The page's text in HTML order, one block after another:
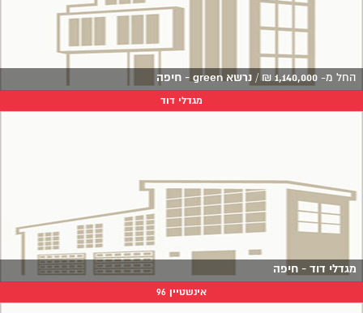
החל מ- 1,140,000
₪
/ נרשא green - חיפה
מגדלי דוד
מגדלי דוד - חיפה
אינשטיין 96